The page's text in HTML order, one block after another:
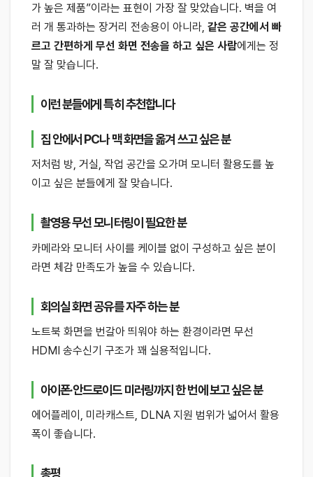
가 높은 제품”이라는 표현이 가장 잘 맞았습니다. 벽을 여
러 개 통과하는 장거리 전송용이 아니라, 같은 공간에서 빠
르고 간편하게 무선 화면 전송을 하고 싶은 사람에게는 정
말 잘 맞습니다.
이런 분들에게 특히 추천합니다
집 안에서 PC나 맥 화면을 옮겨 쓰고 싶은 분
저처럼 방, 거실, 작업 공간을 오가며 모니터 활용도를 높
이고 싶은 분들에게 잘 맞습니다.
촬영용 무선 모니터링이 필요한 분
카메라와 모니터 사이를 케이블 없이 구성하고 싶은 분이
라면 체감 만족도가 높을 수 있습니다.
회의실 화면 공유를 자주 하는 분
노트북 화면을 번갈아 띄워야 하는 환경이라면 무선
HDMI 송수신기 구조가 꽤 실용적입니다.
아이폰·안드로이드 미러링까지 한 번에 보고 싶은 분
에어플레이, 미라캐스트, DLNA 지원 범위가 넓어서 활용
폭이 좋습니다.
총평